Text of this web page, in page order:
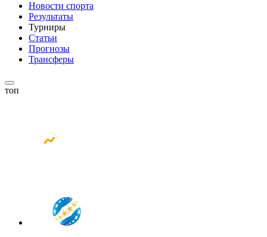
Новости спорта
Результаты
Турниры
Статьи
Прогнозы
Трансферы
топ